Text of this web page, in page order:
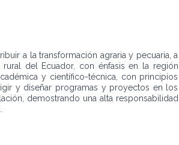
a la transformación agraria y pecuaria, a
del Ecuador, con énfasis en la región
y científico-técnica, con principios
y diseñar programas y proyectos en los
demostrando una alta responsabilidad